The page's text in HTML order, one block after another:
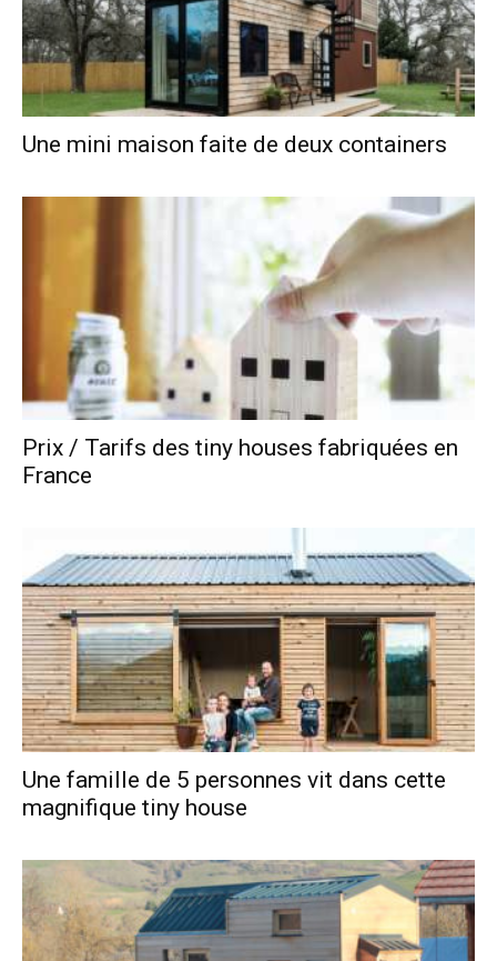
Une mini maison faite de deux containers
Prix / Tarifs des tiny houses fabriquées en
France
Une famille de 5 personnes vit dans cette
magnifique tiny house